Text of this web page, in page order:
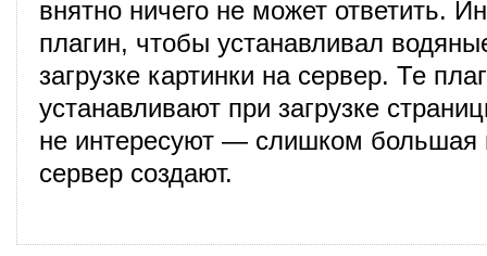
внятно ничего не может ответить.
плагин, чтобы устанавливал
загрузке картинки на сервер. Те
устанавливают при загрузке
не интересуют — слишком большая
сервер создают.